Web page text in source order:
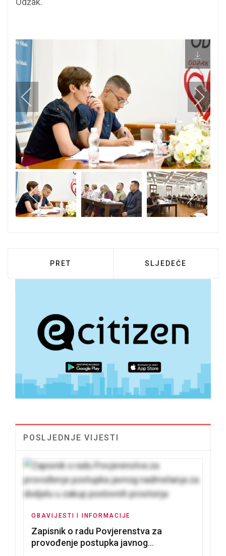
PRETHODNI ČLANAK: OPĆINSKO VIJEĆE
PRET SLJEDEĆI ČLANAK:
SLJEDEĆE
POSLJEDNJE VIJESTI
OBAVIJESTI I INFORMACIJE
Zapisnik o radu Povjerenstva za
provođenje postupka javnog